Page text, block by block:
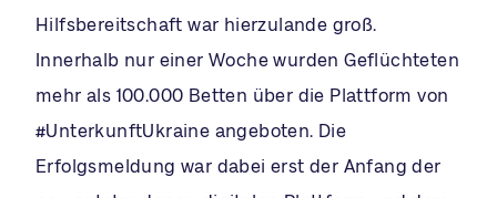
Hilfsbereitschaft war hierzulande groß.
Innerhalb nur einer Woche wurden Geflüchteten
mehr als 100.000 Betten über die Plattform von
#UnterkunftUkraine angeboten. Die
Erfolgsmeldung war dabei erst der Anfang der